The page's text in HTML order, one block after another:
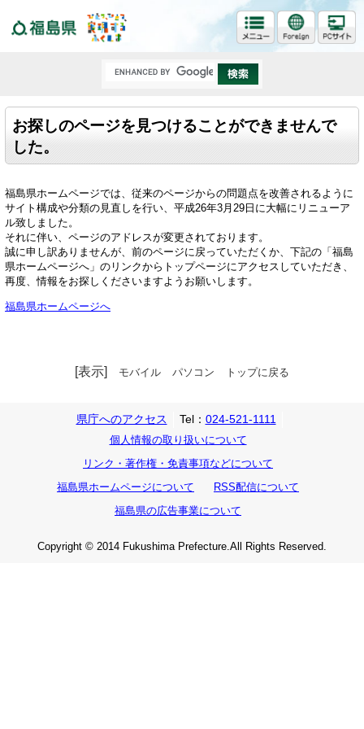
お探しのページを見つけることができませんで
した。
福島県ホームページでは、従来のページからの問題点を改善されるように
サイト構成や分類の見直しを行い、平成26年3月29日に大幅にリニューア
ル致しました。
それに伴い、ページのアドレスが変更されております。
誠に申し訳ありませんが、前のページに戻っていただくか、下記の「福島
県ホームページへ」のリンクからトップページにアクセスしていただき、
再度、情報をお探しくださいますようお願いします。
福島県ホームページへ
[表示] モバイル パソコン トップに戻る
県庁へのアクセス Tel： 024-521-1111
個人情報の取り扱いについて
リンク・著作権・免責事項などについて
福島県ホームページについて
RSS配信について
福島県の広告事業について
Copyright © 2014 Fukushima Prefecture.All Rights Reserved.